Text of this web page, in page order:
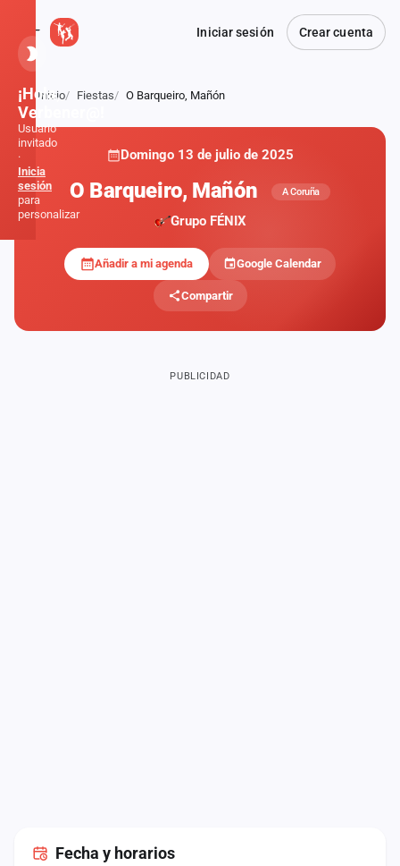
Iniciar sesión Crear cuenta
Atrás
Inicio Fiestas O Barqueiro, Mañón
Domingo 13 de julio de 2025
O Barqueiro, Mañón A Coruña
Grupo FÉNIX
Añadir a mi agenda Google Calendar
Compartir
PUBLICIDAD
Fecha y horarios
¡Hola,
Verbener@!
Usuario
invitado
·
Inicia
sesión
para
personalizar
Administración